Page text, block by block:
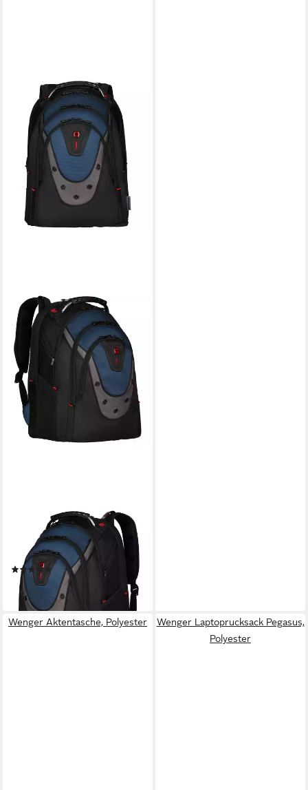
WENGER
Laptoprucksack Ibex,
Polyester
(1)
ab 93,35 €
lieferbar - in 6-7 Werktagen bei dir
Wenger Aktentasche, Polyester
Wenger Laptoprucksack Pegasus,
Polyester